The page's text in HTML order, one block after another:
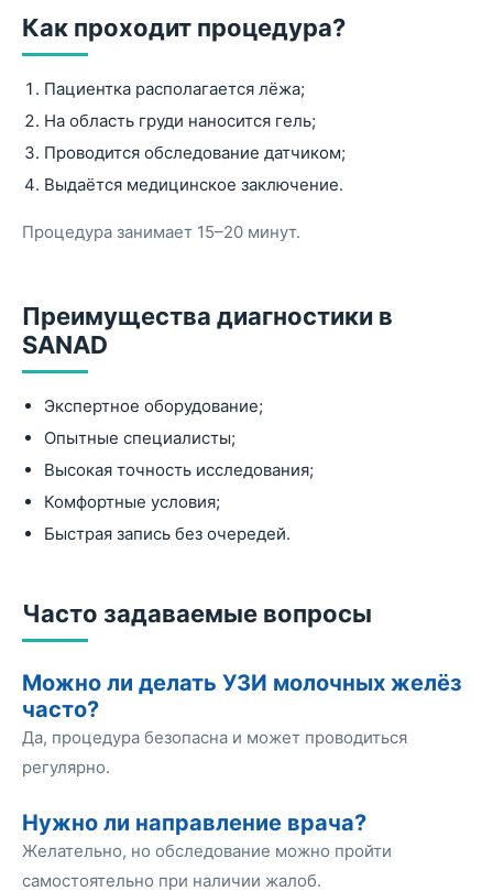
Как проходит процедура?
Пациентка располагается лёжа;
На область груди наносится гель;
Проводится обследование датчиком;
Выдаётся медицинское заключение.
Процедура занимает 15–20 минут.
Преимущества диагностики в
SANAD
Экспертное оборудование;
Опытные специалисты;
Высокая точность исследования;
Комфортные условия;
Быстрая запись без очередей.
Часто задаваемые вопросы
Можно ли делать УЗИ молочных желёз
часто?
Да, процедура безопасна и может проводиться
регулярно.
Нужно ли направление врача?
Желательно, но обследование можно пройти
самостоятельно при наличии жалоб.